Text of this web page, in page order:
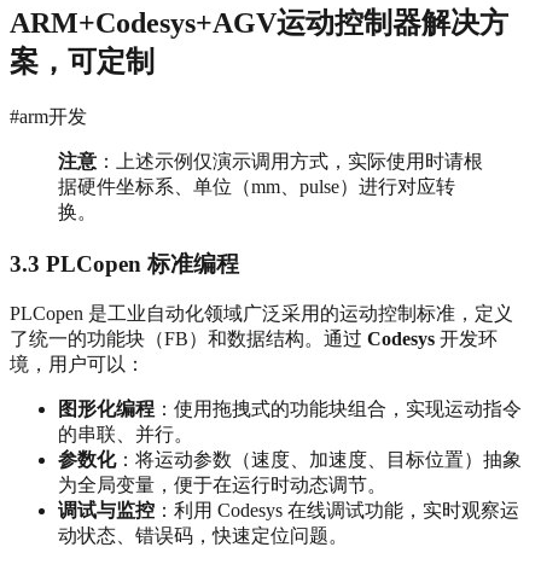
ARM+Codesys+AGV运动控制器解决方
案，可定制
#arm开发
注意 ：上述示例仅演示调用方式，实际使用时请根
据硬件坐标系、单位（mm、pulse）进行对应转
换。
3.3 PLCopen 标准编程
PLCopen 是工业自动化领域广泛采用的运动控制标准，定义
了统一的功能块（FB）和数据结构。通过 Codesys 开发环
境，用户可以：
图形化编程 ：使用拖拽式的功能块组合，实现运动指令
的串联、并行。
参数化：将运动参数（速度、加速度、目标位置）抽象
为全局变量，便于在运行时动态调节。
调试与监控 ：利用 Codesys 在线调试功能，实时观察运
动状态、错误码，快速定位问题。